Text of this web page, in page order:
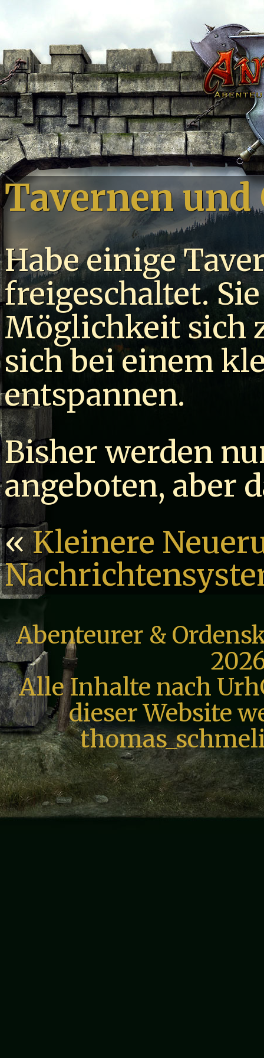
Tavernen und
Habe einige
freigeschaltet.
Möglichkeit sich
sich bei einem
entspannen.
Bisher werden
angeboten, aber
«Kleinere
Abenteurer &
Alle Inhalte nach
dieser Website